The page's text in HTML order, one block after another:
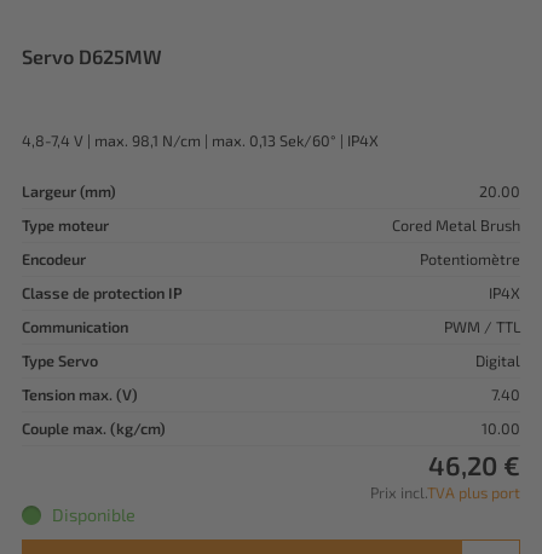
Servo D625MW
4,8-7,4 V | max. 98,1 N/cm | max. 0,13 Sek/60° | IP4X
Largeur (mm)
20.00
Type moteur
Cored Metal Brush
Encodeur
Potentiomètre
Classe de protection IP
IP4X
Communication
PWM / TTL
Type Servo
Digital
Tension max. (V)
7.40
Couple max. (kg/cm)
10.00
46,20 €
Prix incl. TVA plus port
Disponible